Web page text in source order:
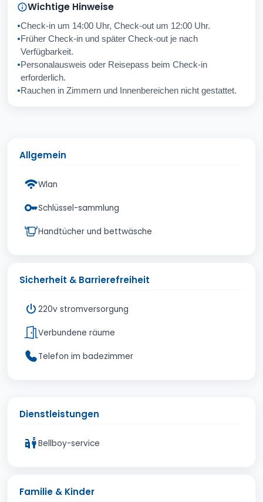
Abbrechen
Wichtige Hinweise
Check-in um 14:00 Uhr, Check-out um 12:00 Uhr.
Früher Check-in und später Check-out je nach
Verfügbarkeit.
Personalausweis oder Reisepass beim Check-in
erforderlich.
Rauchen in Zimmern und Innenbereichen nicht gestattet.
Allgemein
Wlan
Schlüssel-sammlung
Handtücher und bettwäsche
Sicherheit & Barrierefreiheit
220v stromversorgung
Verbundene räume
Telefon im badezimmer
Dienstleistungen
Bellboy-service
Familie & Kinder